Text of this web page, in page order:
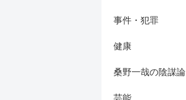
事件・犯罪
健康
桑野一哉の陰謀論
芸能